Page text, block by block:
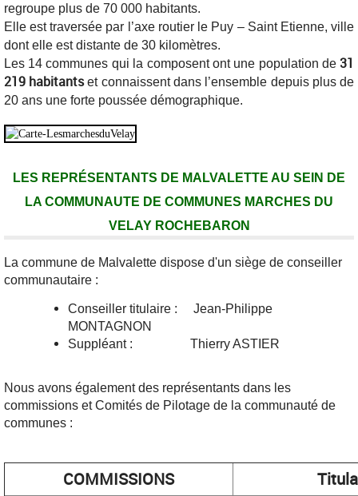
regroupe plus de 70 000 habitants.
Elle est traversée par l’axe routier le Puy – Saint Etienne, ville
dont elle est distante de 30 kilomètres.
Les 14 communes qui la composent ont une population de31
219 habitantset connaissent dans l’ensemble depuis plus de
20 ans une forte poussée démographique.
LES REPRÉSENTANTS DE MALVALETTE AU SEIN DE
LA COMMUNAUTE DE COMMUNES MARCHES DU
VELAY ROCHEBARON
La commune de Malvalette dispose d'un siège de conseiller
communautaire :
Conseiller titulaire : Jean-Philippe
MONTAGNON
Suppléant : Thierry ASTIER
Nous avons également des représentants dans les
commissions et Comités de Pilotage de la communauté de
communes :
COMMISSIONS